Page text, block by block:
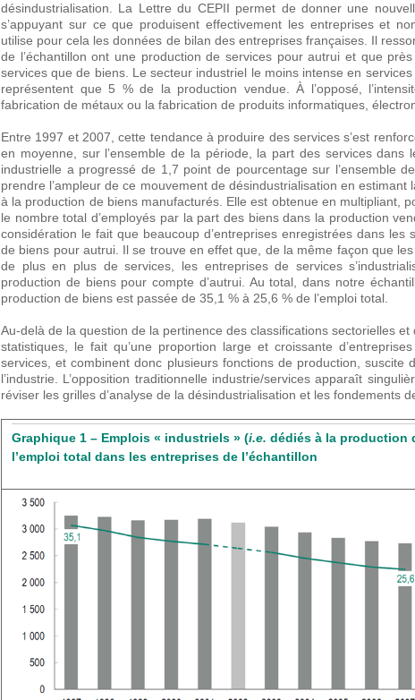
désindustrialisation. La Lettre du CEPII permet de donner une
s’appuyant sur ce que produisent effectivement les entreprises et
utilise pour cela les données de bilan des entreprises françaises. Il
de l’échantillon ont une production de services pour autrui et que
services que de biens. Le secteur industriel le moins intense en
représentent que 5 % de la production vendue. À l’opposé,
fabrication de métaux ou la fabrication de produits informatiques,
Entre 1997 et 2007, cette tendance à produire des services s’est
en moyenne, sur l’ensemble de la période, la part des services dans
industrielle a progressé de 1,7 point de pourcentage sur l’ensemble
prendre l’ampleur de ce mouvement de désindustrialisation en
à la production de biens manufacturés. Elle est obtenue en multipliant,
le nombre total d’employés par la part des biens dans la production
considération le fait que beaucoup d’entreprises enregistrées dans les
de biens pour autrui. Il se trouve en effet que, de la même façon que
de plus en plus de services, les entreprises de services
production de biens pour compte d’autrui. Au total, dans notre
production de biens est passée de 35,1 % à 25,6 % de l’emploi total.
Au-delà de la question de la pertinence des classifications sectorielles
statistiques, le fait qu’une proportion large et croissante
services, et combinent donc plusieurs fonctions de production, suscite
l’industrie. L’opposition traditionnelle industrie/services apparaît
réviser les grilles d’analyse de la désindustrialisation et les fondements
Graphique 1 – Emplois « industriels » (i.e.dédiés à la production
l’emploi total dans les entreprises de l’échantillon